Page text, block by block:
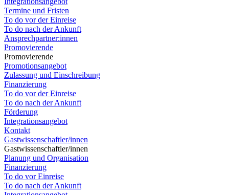
Termine und Fristen
To do vor der Einreise
To do nach der Ankunft
Ansprechpartner:innen
Promovierende
Promovierende
Promotionsangebot
Zulassung und Einschreibung
Finanzierung
To do vor der Einreise
To do nach der Ankunft
Förderung
Integrationsangebot
Kontakt
Gastwissenschaftler/innen
Gastwissenschaftler/innen
Planung und Organisation
Finanzierung
To do vor Einreise
To do nach der Ankunft